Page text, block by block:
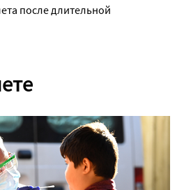
после длительной